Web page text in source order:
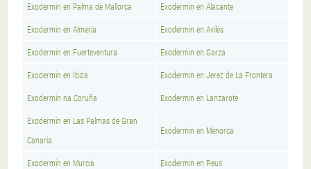
Exodermin en Palma de Mallorca Exodermin en Alacante
Exodermin en Almería Exodermin en Avilés
Exodermin en Fuerteventura Exodermin en Garza
Exodermin en Ibiza Exodermin en Jerez de La Frontera
Exodermin na Coruña Exodermin en Lanzarote
Exodermin en Las Palmas de Gran
Canaria
Exodermin en Menorca
Exodermin en Murcia Exodermin en Reus